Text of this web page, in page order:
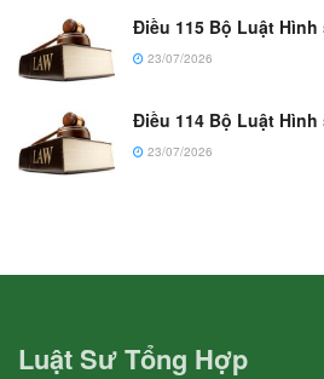
Điều 115 Bộ Luật Hình
23/07/2026
Điều 114 Bộ Luật Hình
23/07/2026
Luật Sư Tổng Hợp